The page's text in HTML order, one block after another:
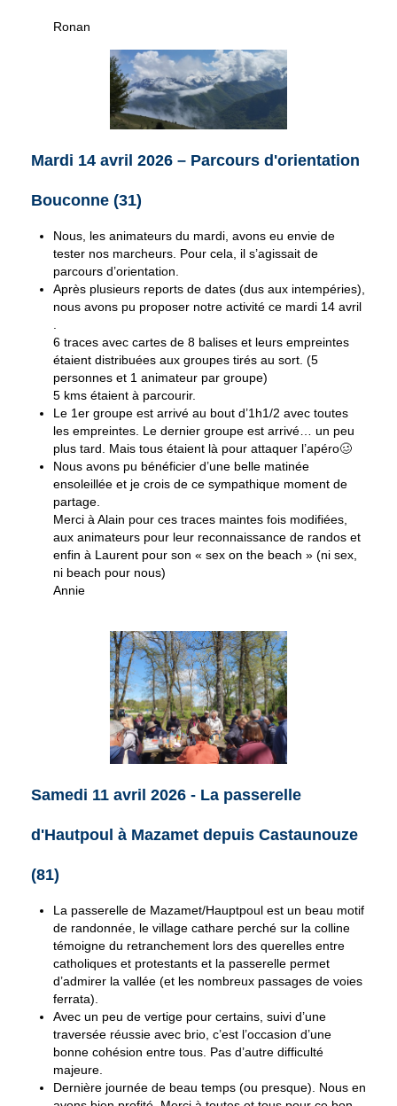
Ronan
Mardi 14 avril 2026 – Parcours d'orientation
Bouconne (31)
Nous, les animateurs du mardi, avons eu envie de
tester nos marcheurs. Pour cela, il s’agissait de
parcours d’orientation.
Après plusieurs reports de dates (dus aux intempéries),
nous avons pu proposer notre activité ce mardi 14 avril
6 traces avec cartes de 8 balises et leurs empreintes
étaient distribuées aux groupes tirés au sort. (5
personnes et 1 animateur par groupe)
5 kms étaient à parcourir.
Le 1er groupe est arrivé au bout d’1h1/2 avec toutes
les empreintes. Le dernier groupe est arrivé… un peu
plus tard. Mais tous étaient là pour attaquer l’apéro🥴
Nous avons pu bénéficier d’une belle matinée
ensoleillée et je crois de ce sympathique moment de
partage.
Merci à Alain pour ces traces maintes fois modifiées,
aux animateurs pour leur reconnaissance de randos et
enfin à Laurent pour son « sex on the beach » (ni sex,
ni beach pour nous)
Annie
Samedi 11 avril 2026 - La passerelle
d'Hautpoul à Mazamet depuis Castaunouze
(81)
La passerelle de Mazamet/Hauptpoul est un beau motif
de randonnée, le village cathare perché sur la colline
témoigne du retranchement lors des querelles entre
catholiques et protestants et la passerelle permet
d’admirer la vallée (et les nombreux passages de voies
ferrata).
Avec un peu de vertige pour certains, suivi d’une
traversée réussie avec brio, c’est l’occasion d’une
bonne cohésion entre tous. Pas d’autre difficulté
majeure.
Dernière journée de beau temps (ou presque). Nous en